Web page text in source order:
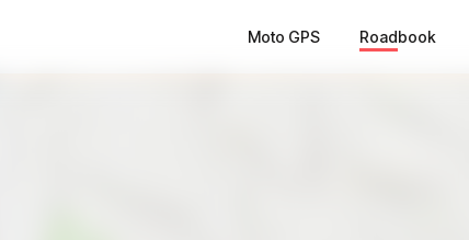
Moto GPS Roadbook